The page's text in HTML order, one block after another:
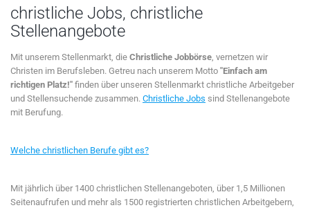
christliche Jobs, christliche
Stellenangebote
Mit unserem Stellenmarkt, die Christliche Jobbörse, vernetzen wir
Christen im Berufsleben. Getreu nach unserem Motto "Einfach am
richtigen Platz!" finden über unseren Stellenmarkt christliche Arbeitgeber
und Stellensuchende zusammen. Christliche Jobs sind Stellenangebote
mit Berufung.
Welche christlichen Berufe gibt es?
Mit jährlich über 1400 christlichen Stellenangeboten, über 1,5 Millionen
Seitenaufrufen und mehr als 1500 registrierten christlichen Arbeitgebern,